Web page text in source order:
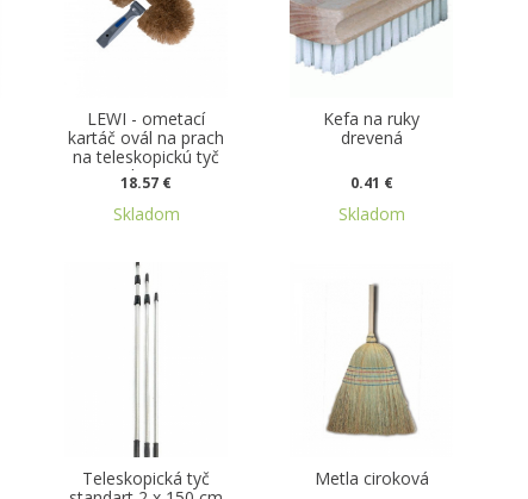
LEWI - ometací
kartáč ovál na prach
na teleskopickú tyč
lewi
18.57 €
Skladom
Kefa na ruky
drevená
0.41 €
Skladom
Teleskopická tyč
Metla ciroková